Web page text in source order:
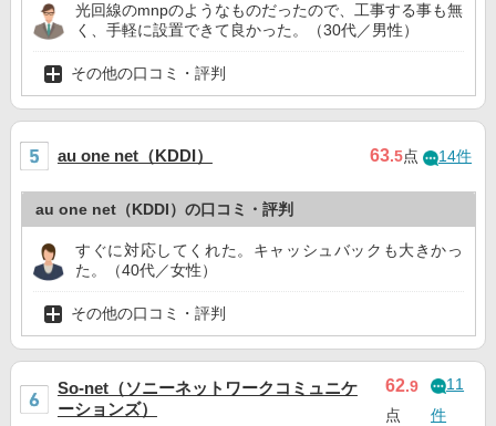
光回線のmnpのようなものだったので、工事する事も無
く、手軽に設置できて良かった。（30代／男性）
その他の口コミ・評判
au one net（KDDI） 63.5点 14件
au one net（KDDI）の口コミ・評判
すぐに対応してくれた。キャッシュバックも大きかっ
た。（40代／女性）
その他の口コミ・評判
So-net（ソニーネットワークコミュニケ
ーションズ）
62.9
点
11
件